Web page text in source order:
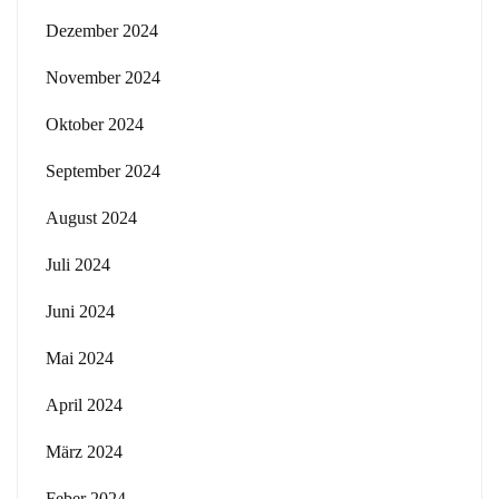
Dezember 2024
November 2024
Oktober 2024
September 2024
August 2024
Juli 2024
Juni 2024
Mai 2024
April 2024
März 2024